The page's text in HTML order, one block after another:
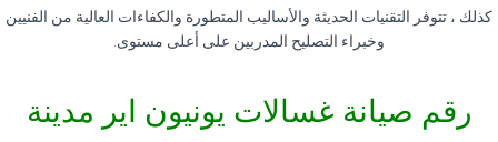
كذلك ، تتوفر التقنيات الحديثة والأساليب المتطورة والكفاءات العالية من الفنيين
وخبراء التصليح المدربين على أعلى مستوى
رقم صيانة غسالات يونيون اير مدينة